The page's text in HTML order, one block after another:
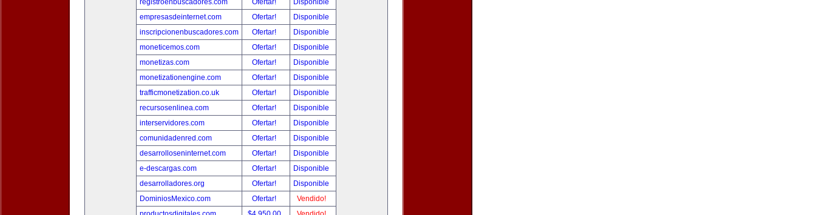
registroenbuscadores.com
Ofertar!
Disponible
empresasdeinternet.com
Ofertar!
Disponible
inscripcionenbuscadores.com
Ofertar!
Disponible
moneticemos.com
Ofertar!
Disponible
monetizas.com
Ofertar!
Disponible
monetizationengine.com
Ofertar!
Disponible
trafficmonetization.co.uk
Ofertar!
Disponible
recursosenlinea.com
Ofertar!
Disponible
interservidores.com
Ofertar!
Disponible
comunidadenred.com
Ofertar!
Disponible
desarrolloseninternet.com
Ofertar!
Disponible
e-descargas.com
Ofertar!
Disponible
desarrolladores.org
Ofertar!
Disponible
DominiosMexico.com
Ofertar!
Vendido!